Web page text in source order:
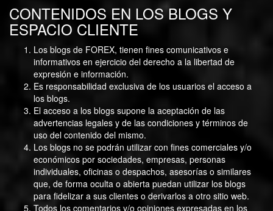
CONTENIDOS EN LOS BLOGS Y
ESPACIO CLIENTE
Los blogs de FOREX, tienen fines comunicativos e
informativos en ejercicio del derecho a la libertad de
expresión e información.
Es responsabilidad exclusiva de los usuarios el acceso a
los blogs.
El acceso a los blogs supone la aceptación de las
advertencias legales y de las condiciones y términos de
uso del contenido del mismo.
Los blogs no se podrán utilizar con fines comerciales y/o
económicos por sociedades, empresas, personas
individuales, oficinas o despachos, asesorías o similares
que, de forma oculta o abierta puedan utilizar los blogs
para fidelizar a sus clientes o derivarlos a otro sitio web.
Todos los comentarios y/o opiniones expresadas en los